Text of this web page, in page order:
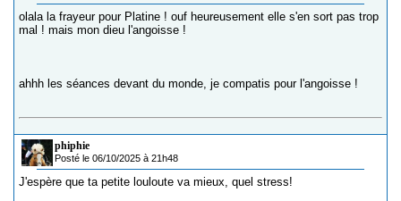
olala la frayeur pour Platine ! ouf heureusement elle s'en sort pas trop
mal ! mais mon dieu l'angoisse !
ahhh les séances devant du monde, je compatis pour l'angoisse !
phiphie
Posté le 06/10/2025 à 21h48
J'espère que ta petite louloute va mieux, quel stress!